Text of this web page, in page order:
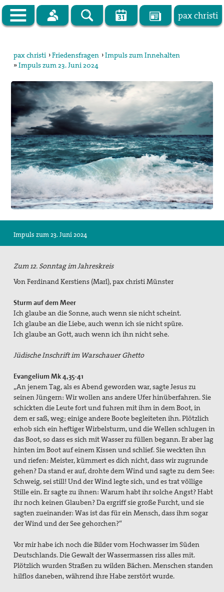
pax christi
pax christi Deutsche Sektion
Vor Ort
Themen
Kampagnen
Publikationen
Facebook
Kontakt
Impressum
Suche
pax christi ›Friedensfragen ›Impuls zum Innehalten
»Impuls zum 23. Juni 2024
Impuls zum 23. Juni 2024
Zum 12. Sonntag im Jahreskreis
Von Ferdinand Kerstiens (Marl), pax christi Münster
Sturm auf dem Meer
Ich glaube an die Sonne, auch wenn sie nicht scheint.
Ich glaube an die Liebe, auch wenn ich sie nicht spüre.
Ich glaube an Gott, auch wenn ich ihn nicht sehe.
Jüdische Inschrift im Warschauer Ghetto
Evangelium Mk 4,35-41
„An jenem Tag, als es Abend geworden war, sagte Jesus zu
seinen Jüngern: Wir wollen ans andere Ufer hinüberfahren. Sie
schickten die Leute fort und fuhren mit ihm in dem Boot, in
dem er saß, weg; einige andere Boote begleiteten ihn. Plötzlich
erhob sich ein heftiger Wirbelsturm, und die Wellen schlugen in
das Boot, so dass es sich mit Wasser zu füllen begann. Er aber lag
hinten im Boot auf einem Kissen und schlief. Sie weckten ihn
und riefen: Meister, kümmert es dich nicht, dass wir zugrunde
gehen? Da stand er auf, drohte dem Wind und sagte zu dem See:
Schweig, sei still! Und der Wind legte sich, und es trat völlige
Stille ein. Er sagte zu ihnen: Warum habt ihr solche Angst? Habt
ihr noch keinen Glauben? Da ergriff sie große Furcht, und sie
sagten zueinander: Was ist das für ein Mensch, dass ihm sogar
der Wind und der See gehorchen?“
Vor mir habe ich noch die Bilder vom Hochwasser im Süden
Deutschlands. Die Gewalt der Wassermassen riss alles mit.
Plötzlich wurden Straßen zu wilden Bächen. Menschen standen
hilflos daneben, während ihre Habe zerstört wurde.